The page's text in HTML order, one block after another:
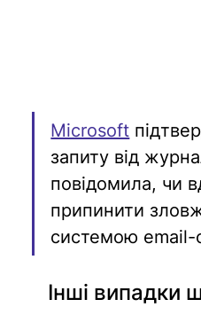
Microsoft
запиту від
повідомила, чи
припинити
системою email-
Інші випадки